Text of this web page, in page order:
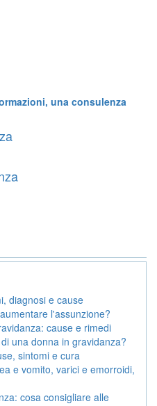
una consulenza
diagnosi e cause
l'assunzione?
cause e rimedi
una donna in gravidanza?
sintomi e cura
e vomito, varici e emorroidi,
cosa consigliare alle